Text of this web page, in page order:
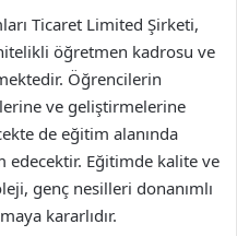
Ticaret Limited Şirketi,
öğretmen kadrosu ve
Öğrencilerin
ve geliştirmelerine
de eğitim alanında
Eğitimde kalite ve
genç nesilleri donanımlı
kararlıdır.